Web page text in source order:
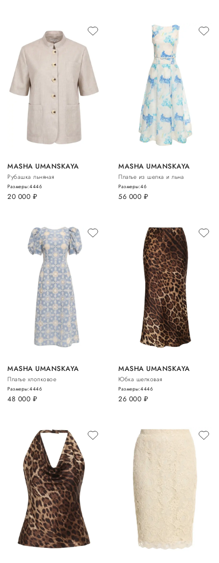
MASHA UMANSKAYA
Рубашка льняная
20 000 руб.
Размеры:4446
MASHA UMANSKAYA
Платье из шелка и льна
56 000 руб.
Размеры:46
MASHA UMANSKAYA
Платье хлопковое
48 000 руб.
Размеры:4446
MASHA UMANSKAYA
Юбка шелковая
26 000 руб.
Размеры:4446